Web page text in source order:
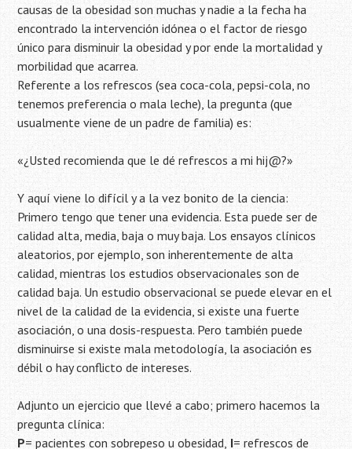
causas de la obesidad son muchas y nadie a la fecha ha
encontrado la intervención idónea o el factor de riesgo
único para disminuir la obesidad y por ende la mortalidad y
morbilidad que acarrea.
Referente a los refrescos (sea coca-cola, pepsi-cola, no
tenemos preferencia o mala leche), la pregunta (que
usualmente viene de un padre de familia) es:
«¿Usted recomienda que le dé refrescos a mi hij@?»
Y aquí viene lo difícil y a la vez bonito de la ciencia:
Primero tengo que tener una evidencia. Esta puede ser de
calidad alta, media, baja o muy baja. Los ensayos clínicos
aleatorios, por ejemplo, son inherentemente de alta
calidad, mientras los estudios observacionales son de
calidad baja. Un estudio observacional se puede elevar en el
nivel de la calidad de la evidencia, si existe una fuerte
asociación, o una dosis-respuesta. Pero también puede
disminuirse si existe mala metodología, la asociación es
débil o hay conflicto de intereses.
Adjunto un ejercicio que llevé a cabo; primero hacemos la
pregunta clínica:
P= pacientes con sobrepeso u obesidad, I= refrescos de